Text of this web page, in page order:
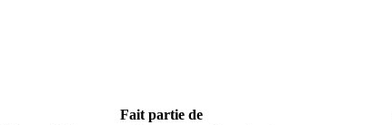
Fait partie de